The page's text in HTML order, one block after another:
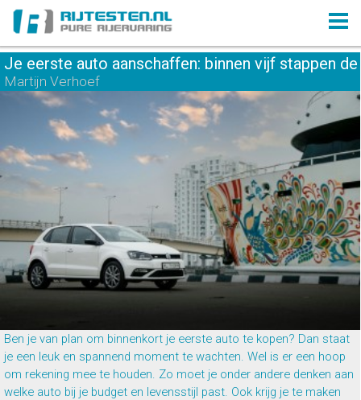
Je eerste auto aanschaffen: binnen vijf stappen
Martijn Verhoef
Ben je van plan om binnenkort je eerste auto te kopen? Dan staat
je een leuk en spannend moment te wachten. Wel is er een hoop
om rekening mee te houden. Zo moet je onder andere denken aan
welke auto bij je budget en levensstijl past. Ook krijg je te maken